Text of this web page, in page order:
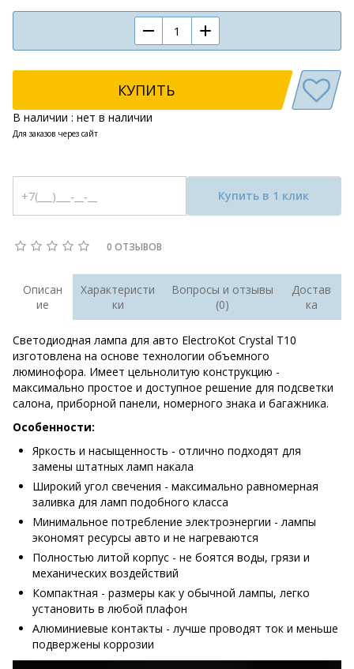
КУПИТЬ
В наличии : нет в наличии
Для заказов через сайт
Купить в 1 клик
0 ОТЗЫВОВ
Описан
ие
Характеристи
ки
Вопросы и отзывы
(0)
Достав
ка
Светодиодная лампа для авто ElectroKot Crystal T10
изготовлена на основе технологии объемного
люминофора. Имеет цельнолитую конструкцию -
максимально простое и доступное решение для подсветки
салона, приборной панели, номерного знака и багажника.
Особенности:
Яркость и насыщенность - отлично подходят для
замены штатных ламп накала
Широкий угол свечения - максимально равномерная
заливка для ламп подобного класса
Минимальное потребление электроэнергии - лампы
экономят ресурсы авто и не нагреваются
Полностью литой корпус - не боятся воды, грязи и
механических воздействий
Компактная - размеры как у обычной лампы, легко
установить в любой плафон
Алюминиевые контакты - лучше проводят ток и меньше
подвержены коррозии